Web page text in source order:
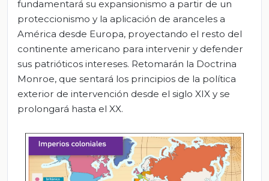
fundamentará su expansionismo a partir de un
proteccionismo y la aplicación de aranceles a
América desde Europa, proyectando el resto del
continente americano para intervenir y defender
sus patrióticos intereses. Retomarán la Doctrina
Monroe, que sentará los principios de la política
exterior de intervención desde el siglo XIX y se
prolongará hasta el XX.